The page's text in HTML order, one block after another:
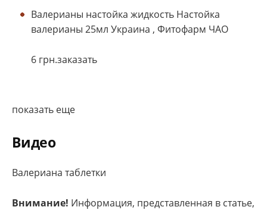
Валерианы настойка жидкость Настойка
валерианы 25мл Украина , Фитофарм ЧАО
6 грн.заказать
показать еще
Видео
Валериана таблетки
Внимание! Информация, представленная в статье,